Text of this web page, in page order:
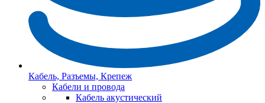
Кабель, Разъемы, Крепеж
Кабели и провода
Кабель акустический